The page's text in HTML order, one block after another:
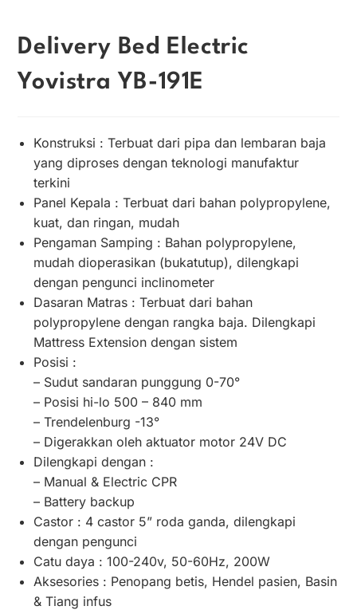
Delivery Bed Electric
Yovistra YB-191E
Konstruksi : Terbuat dari pipa dan lembaran baja
yang diproses dengan teknologi manufaktur
terkini
Panel Kepala : Terbuat dari bahan polypropylene,
kuat, dan ringan, mudah
Pengaman Samping : Bahan polypropylene,
mudah dioperasikan (bukatutup), dilengkapi
dengan pengunci inclinometer
Dasaran Matras : Terbuat dari bahan
polypropylene dengan rangka baja. Dilengkapi
Mattress Extension dengan sistem
Posisi :
– Sudut sandaran punggung 0-70°
– Posisi hi-lo 500 – 840 mm
– Trendelenburg -13°
– Digerakkan oleh aktuator motor 24V DC
Dilengkapi dengan :
– Manual & Electric CPR
– Battery backup
Castor : 4 castor 5” roda ganda, dilengkapi
dengan pengunci
Catu daya : 100-240v, 50-60Hz, 200W
Aksesories : Penopang betis, Hendel pasien, Basin
& Tiang infus